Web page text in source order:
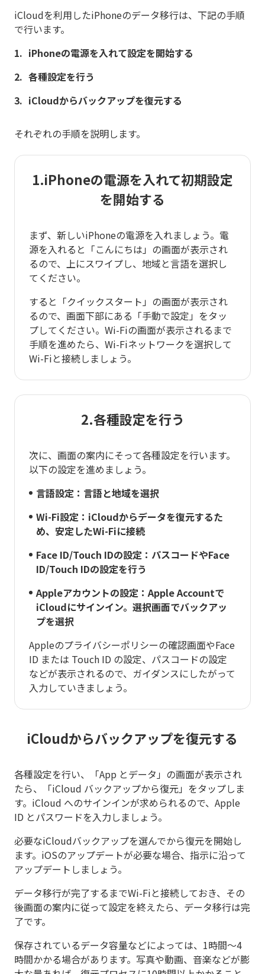
iCloudを利用したiPhoneのデータ移行は、下記の手順
で行います。
iPhoneの電源を入れて設定を開始する
各種設定を行う
iCloudからバックアップを復元する
それぞれの手順を説明します。
1.iPhoneの電源を入れて初期設定
を開始する
まず、新しいiPhoneの電源を入れましょう。電
源を入れると「こんにちは」の画面が表示され
るので、上にスワイプし、地域と言語を選択し
てください。
すると「クイックスタート」の画面が表示され
るので、画面下部にある「手動で設定」をタッ
プしてください。Wi-Fiの画面が表示されるまで
手順を進めたら、Wi-Fiネットワークを選択して
Wi-Fiと接続しましょう。
2.各種設定を行う
次に、画面の案内にそって各種設定を行います。
以下の設定を進めましょう。
言語設定：言語と地域を選択
Wi-Fi設定：iCloudからデータを復元するた
め、安定したWi-Fiに接続
Face ID/Touch IDの設定：パスコードやFace
ID/Touch IDの設定を行う
Appleアカウントの設定：Apple Accountで
iCloudにサインイン。選択画面でバックアッ
プを選択
Appleのプライバシーポリシーの確認画面やFace
ID または Touch ID の設定、パスコードの設定
などが表示されるので、ガイダンスにしたがって
入力していきましょう。
iCloudからバックアップを復元する
各種設定を行い、「App とデータ」の画面が表示され
たら、「iCloud バックアップから復元」をタップしま
す。iCloud へのサインインが求められるので、Apple
ID とパスワードを入力しましょう。
必要なiCloudバックアップを選んでから復元を開始し
ます。iOSのアップデートが必要な場合、指示に沿って
アップデートしましょう。
データ移行が完了するまでWi-Fiと接続しておき、その
後画面の案内に従って設定を終えたら、データ移行は完
了です。
保存されているデータ容量などによっては、1時間〜4
時間かかる場合があります。写真や動画、音楽などが膨